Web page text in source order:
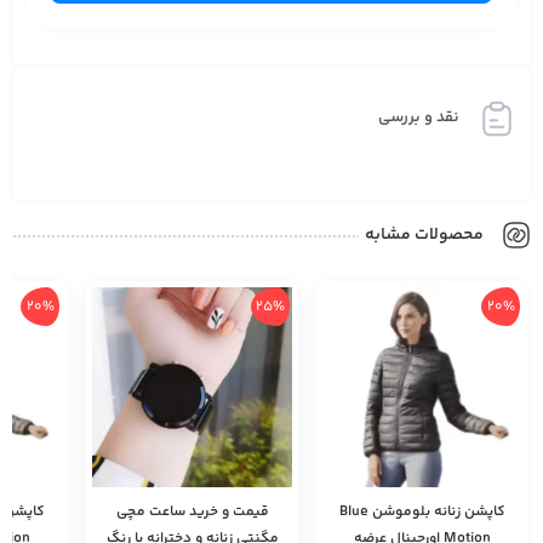
نقد و بررسی
محصولات مشابه
20%
کاپشن زنانه بلوموشن Blue
25%
قیمت و خرید ساعت مچی
20%